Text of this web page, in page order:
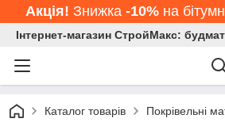
Акція! Знижка -10%на
Інтернет-магазин СтройМакс:
Каталог товарів Покрівельні